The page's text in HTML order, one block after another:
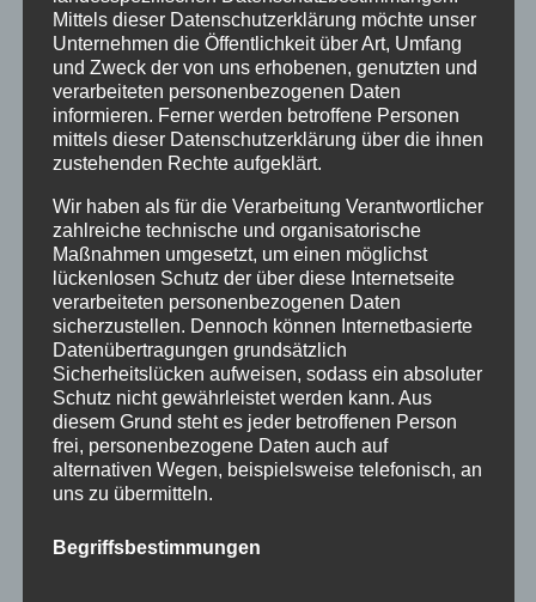
Juni 2016
Mai 2016
März 2016
Februar 2016
Januar 2016
November 2015
September 2015
August 2015
Juli 2015
Juni 2015
Schlagworte
angebote aus holz ausstellung
Mittels dieser Datenschutzerklärung möchte unser
Unternehmen die Öffentlichkeit über Art, Umfang
und Zweck der von uns erhobenen, genutzten und
verarbeiteten personenbezogenen Daten
informieren. Ferner werden betroffene Personen
mittels dieser Datenschutzerklärung über die ihnen
zustehenden Rechte aufgeklärt.
Wir haben als für die Verarbeitung Verantwortlicher
zahlreiche technische und organisatorische
Maßnahmen umgesetzt, um einen möglichst
lückenlosen Schutz der über diese Internetseite
verarbeiteten personenbezogenen Daten
sicherzustellen. Dennoch können Internetbasierte
Datenübertragungen grundsätzlich
Sicherheitslücken aufweisen, sodass ein absoluter
Schutz nicht gewährleistet werden kann. Aus
diesem Grund steht es jeder betroffenen Person
frei, personenbezogene Daten auch auf
alternativen Wegen, beispielsweise telefonisch, an
uns zu übermitteln.
Begriffsbestimmungen